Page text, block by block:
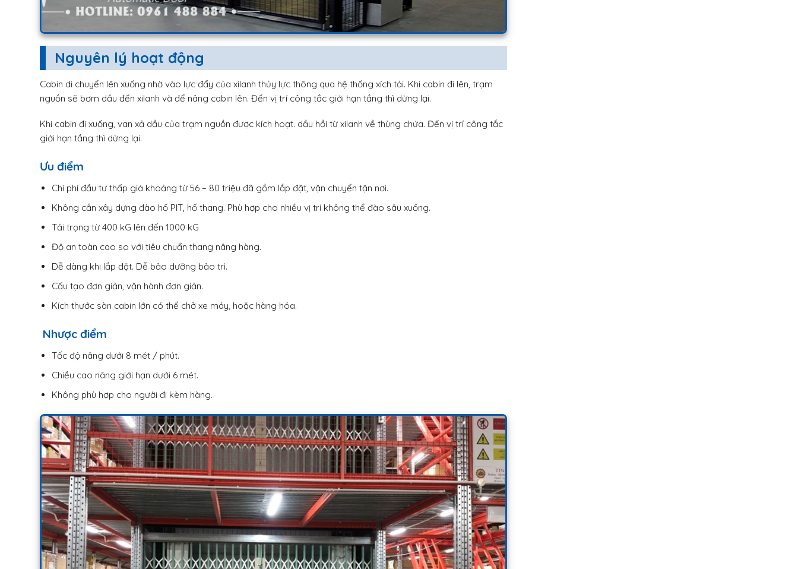
Nguyên lý hoạt động
Cabin di chuyển lên xuống nhờ vào lực đẩy của xilanh thủy lực thông qua hệ thống xích tải. Khi cabin đi lên, trạm
nguồn sẽ bơm dầu đến xilanh và để nâng cabin lên. Đến vị trí công tắc giới hạn tầng thì dừng lại.
Khi cabin đi xuống, van xả dầu của trạm nguồn được kích hoạt. dầu hồi từ xilanh về thùng chứa. Đến vị trí công tắc
giới hạn tầng thì dừng lại.
Ưu điểm
Chi phí đầu tư thấp giá khoảng từ 56 – 80 triệu đã gồm lắp đặt, vận chuyển tận nơi.
Không cần xây dựng đào hố PIT, hố thang. Phù hợp cho nhiều vị trí không thể đào sâu xuống.
Tải trọng từ 400 kG lên đến 1000 kG
Độ an toàn cao so với tiêu chuẩn thang nâng hàng.
Dễ dàng khi lắp đặt. Dễ bảo dưỡng bảo trì.
Cấu tạo đơn giản, vận hành đơn giản.
Kích thước sàn cabin lớn có thể chở xe máy, hoặc hàng hóa.
Nhược điểm
Tốc độ nâng dưới 8 mét / phút.
Chiều cao nâng giới hạn dưới 6 mét.
Không phù hợp cho người đi kèm hàng.